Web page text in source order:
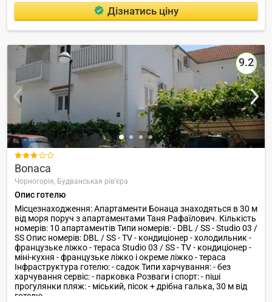
Дізнатись ціну
9.2

Bonaca
Чорногорія, Будванськая рів'єра
Опис готелю
Місцезнаходження: Апартаменти Бонаца знаходяться в 30 м
від моря поруч з апартаментами Таня Рафаїлович. Кількість
номерів: 10 апартаментів Типи номерів: - DBL / SS - Studio 03 /
SS Опис номерів: DBL / SS - TV - кондиціонер - холодильник -
французьке ліжко - тераса Studio 03 / SS - TV - кондиціонер -
міні-кухня - французьке ліжко і окреме ліжко - тераса
Інфраструктура готелю: - садок Типи харчування: - без
харчування сервіс: - парковка Розваги і спорт: - піші
прогулянки пляж: - міський, пісок + дрібна галька, 30 м від
готелю .